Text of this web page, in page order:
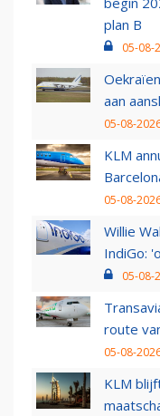
plan B
05-08-
aan
05-08-
KLM
05-08-
Willie
IndiGo:
05-08-
route
05-08-
KLM